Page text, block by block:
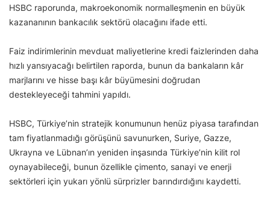
HSBC raporunda, makroekonomik normalleşmenin en büyük
kazananının bankacılık sektörü olacağını ifade etti.
Faiz indirimlerinin mevduat maliyetlerine kredi faizlerinden daha
hızlı yansıyacağı belirtilen raporda, bunun da bankaların kâr
marjlarını ve hisse başı kâr büyümesini doğrudan
destekleyeceği tahmini yapıldı.
HSBC, Türkiye’nin stratejik konumunun henüz piyasa tarafından
tam fiyatlanmadığı görüşünü savunurken, Suriye, Gazze,
Ukrayna ve Lübnan’ın yeniden inşasında Türkiye’nin kilit rol
oynayabileceği, bunun özellikle çimento, sanayi ve enerji
sektörleri için yukarı yönlü sürprizler barındırdığını kaydetti.